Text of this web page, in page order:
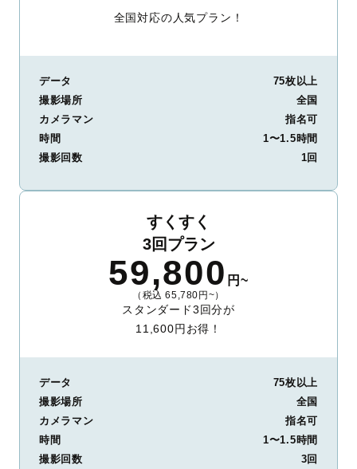
全国対応の人気プラン！
データ
75枚以上
撮影場所
全国
カメラマン
指名可
時間
1〜1.5時間
撮影回数
1回
すくすく
3回プラン
59,800 円~
（税込 65,780円~）
スタンダード3回分が
11,600円お得！
データ
75枚以上
撮影場所
全国
カメラマン
指名可
時間
1〜1.5時間
撮影回数
3回